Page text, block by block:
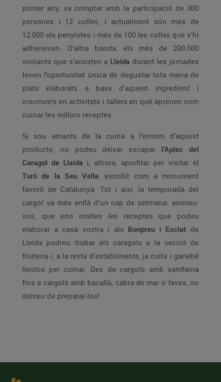
primer any, va comptar amb la participació de 300
persones i 12 colles, i actualment són més de
12.000 els penyistes i més de 100 les colles que s’hi
adhereixen. D’altra banda, els més de 200.000
visitants que s’acosten a Lleida durant les jornades
tenen l’oportunitat única de degustar tota mena de
plats elaborats a base d’aquest ingredient i
inscriure’s en activitats i tallers en què aprenen com
cuinar les millors receptes.
Si sou amants de la cuina a l’entorn d’aquest
producte, no podeu deixar escapar l’Aplec del
Caragol de Lleida i, alhora, aprofitar per visitar el
Turó de la Seu Vella, escollit com a monument
favorit de Catalunya. Tot i així, la temporada del
cargol va més enllà d’un cap de setmana: animeu-
vos, que són moltes les receptes que podeu
elaborar a casa vostra i als Bonpreu i Esclat de
Lleida podreu trobar els caragols a la secció de
fruiteria i, a la resta d'establiments, ja cuits i gariebé
llestos per cuinar. Des de cargols amb samfaina
fins a cargols amb bacallà, cabra de mar o faves, no
deixeu de preparar-los!